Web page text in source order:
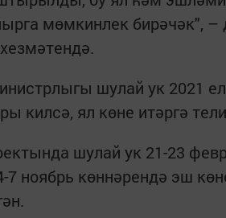
мөмкинлек бирәчәк",
шулай ук 2021
килсә, ял көне итәргә
шулай ук 21-23
7 ноябрь көннәрендә эш